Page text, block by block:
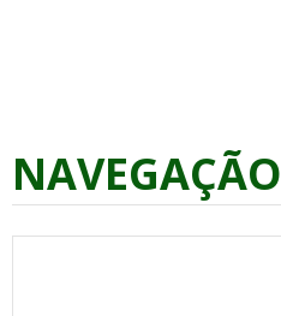
NAVEGAÇÃO